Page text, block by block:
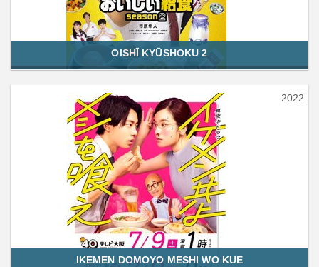
OISHĪ KYŪSHOKU 2
2022
IKEMEN DOMOYO MESHI WO KUE